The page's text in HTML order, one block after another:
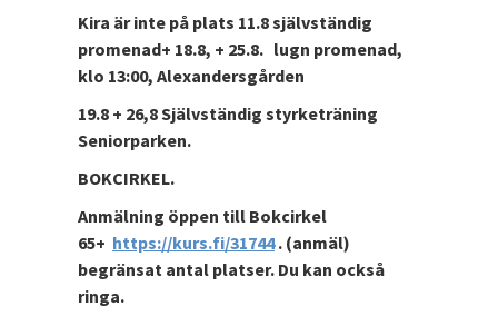
Kira är inte på plats 11.8 självständig
promenad+ 18.8, + 25.8. lugn promenad,
klo 13:00, Alexandersgården
19.8 + 26,8 Självständig styrketräning
Seniorparken.
BOKCIRKEL.
Anmälning öppen till Bokcirkel
65+ https://kurs.fi/31744. (anmäl)
begränsat antal platser. Du kan också
ringa.